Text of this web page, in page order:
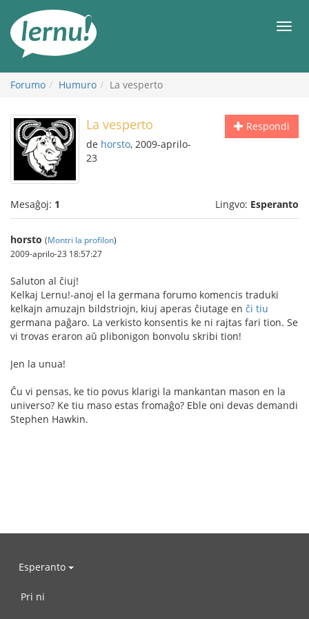
enhavo
Forumo Humuro La vesperto
Respondi
La vesperto
de horsto, 2009-aprilo-
23
Mesaĝoj: 1 Lingvo: Esperanto
horsto (Montri la profilon)
2009-aprilo-23 18:57:27
Saluton al ĉiuj!
Kelkaj Lernu!-anoj el la germana forumo komencis traduki
kelkajn amuzajn bildstriojn, kiuj aperas ĉiutage en ĉi tiu
germana paĝaro. La verkisto konsentis ke ni rajtas fari tion. Se
vi trovas eraron aŭ plibonigon bonvolu skribi tion!
Jen la unua!
Ĉu vi pensas, ke tio povus klarigi la mankantan mason en la
universo? Ke tiu maso estas fromaĝo? Eble oni devas demandi
Stephen Hawkin.
Esperanto
Pri ni